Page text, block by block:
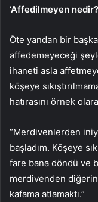
‘Affedilmeyen
Öte yandan bir
affedemeyeceği
ihaneti asla
köşeye
hatırasını örnek
“Merdivenlerden
başladım. Köşeye
fare bana döndü ve
merdivenden
kafama atlamaktı.”